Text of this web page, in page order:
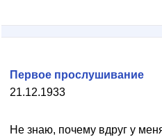
21.12.1933
Первое прослушивание
Не знаю, почему вдруг у